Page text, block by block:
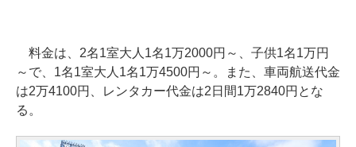
料金は、2名1室大人1名1万2000円～、子供1名1万円
～で、1名1室大人1名1万4500円～。また、車両航送代金
は2万4100円、レンタカー代金は2日間1万2840円とな
る。